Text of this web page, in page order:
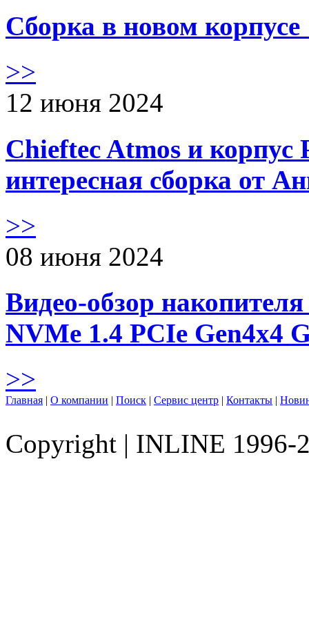
Сборка в новом
>>
12 июня 2024
Chieftec Atmos и корпус
интересная сборка от
>>
08 июня 2024
Видео-обзор
NVMe 1.4 PCIe Gen4х4
>>
Главная | О компании | Поиск | Сервис центр | Контакты |
Copyright | INLINE 1996-